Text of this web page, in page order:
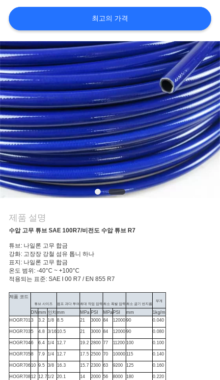
질
관
리
문
의
하
기
조
회
를
요
청
하
다
소
식
최고의 가격
제품 설명
수압 고무 튜브 SAE 100R7/비전도 수압 튜브 R7
튜브: 나일론 고무 합금
강화: 고장장 강철 섬유 톱니 하나
표지: 나일론 고무 합금
온도 범위: -40°C ~ +100°C
적용되는 표준: SAE I 00 R7 / EN 855 R7
제품 코드
튜브 사이즈 펌프 과다 투여 최대 작업 압력 최소 폭발 압력 최소 굽기 반지름
무게
DN mm 인치 mm MPa PSI MPa PSI mm
1kg/m
HOGR7013 3.2 1/8 8.5 21 3000 84 12000 90 0.040
HOGR7035 4.8 3/1610.5 21 3000 84 12000 90 0.080
HOGR7046 6.4 1/4 12.7 19.2 2800 77 11200 100 0.100
HOGR7058 7.9 1/4 12.7 17.5 2500 70 10000 115 0.140
HOGR70610 9.5 3/8 16.3 15.7 2300 63 9200 125 0.160
HOGR70812 12.71/2 20.1 14 2000 56 8000 180 0.220